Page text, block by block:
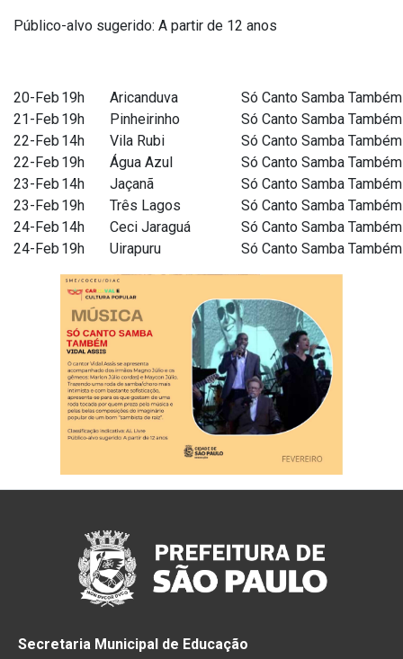
Público-alvo sugerido: A partir de 12 anos
20-Feb 19h Aricanduva
Só Canto Samba Também
21-Feb 19h Pinheirinho
Só Canto Samba Também
22-Feb 14h Vila Rubi
Só Canto Samba Também
22-Feb 19h Água Azul
Só Canto Samba Também
23-Feb 14h Jaçanã
Só Canto Samba Também
23-Feb 19h Três Lagos
Só Canto Samba Também
24-Feb 14h Ceci Jaraguá
Só Canto Samba Também
24-Feb 19h Uirapuru Só Canto Samba Também
Secretaria Municipal de Educação